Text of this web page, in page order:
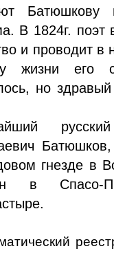
Батюшкову
В 1824г. поэт
и проводит в
его
но здравый
гнезде в
в Спасо-